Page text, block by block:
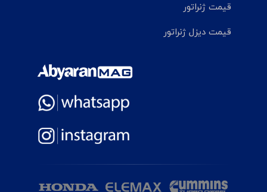
قیمت ژنراتور
قیمت دیزل ژنراتور